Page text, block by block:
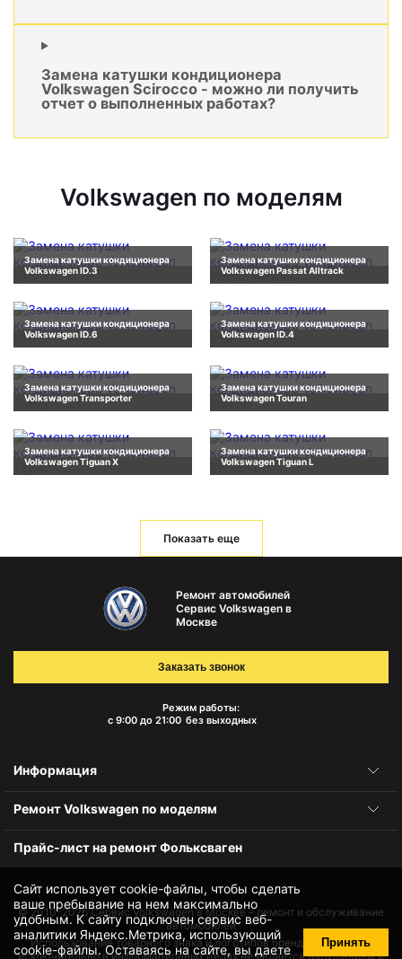
Замена катушки кондиционера
Volkswagen Scirocco - можно ли получить
отчет о выполненных работах?
Volkswagen по моделям
Замена катушки кондиционера
Volkswagen ID.3
Замена катушки кондиционера
Volkswagen Passat Alltrack
Замена катушки кондиционера
Volkswagen ID.6
Замена катушки кондиционера
Volkswagen ID.4
Замена катушки кондиционера
Volkswagen Transporter
Замена катушки кондиционера
Volkswagen Touran
Замена катушки кондиционера
Volkswagen Tiguan X
Замена катушки кондиционера
Volkswagen Tiguan L
Показать еще
Сайт использует cookie-файлы, чтобы сделать
ваше пребывание на нем максимально
удобным. К cайту подключен сервис веб-
аналитики Яндекс.Метрика, использующий
cookie-файлы. Оставаясь на сайте, вы даете
Принять
Ремонт автомобилей
Сервис Volkswagen в
Москве
Режим работы:
с 9:00 до 21:00 без выходных
Заказать звонок
Информация
Ремонт Volkswagen по моделям
Прайс-лист на ремонт Фольксваген
© 2010-2026Сервис Volkswagen в Москве – ремонт и обслуживание
автомобилей
Использование товарного знака и логотипов бренда происходит
исключительно в информационных целях не является нарушением и